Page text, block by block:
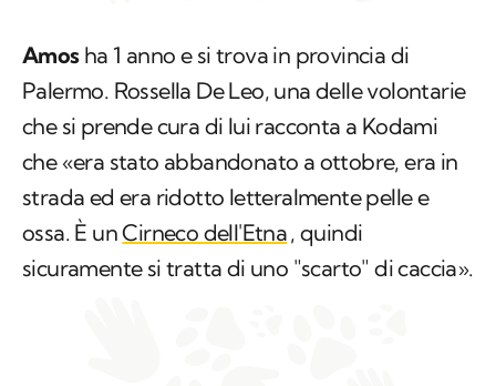
Amosha 1 anno e si trova in provincia di
Palermo. Rossella De Leo, una delle volontarie
che si prende cura di lui racconta a Kodami
che «era stato abbandonato a ottobre, era in
strada ed era ridotto letteralmente pelle e
ossa. È unCirneco dell'Etna, quindi
sicuramente si tratta di uno "scarto" di caccia».